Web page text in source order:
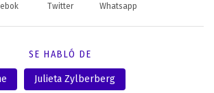
Twitter Whatsapp
SE HABLÓ DE
Julieta Zylberberg